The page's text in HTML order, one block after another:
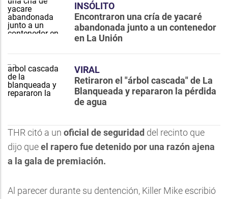
INSÓLITO
Encontraron una cría de yacaré
abandonada junto a un contenedor
en La Unión
VIRAL
Retiraron el "árbol cascada" de La
Blanqueada y repararon la pérdida
de agua
THR citó a un oficial de seguridad del recinto que
dijo queel rapero fue detenido por una razón ajena
a la gala de premiación.
Al parecer durante su dentención, Killer Mike escribió